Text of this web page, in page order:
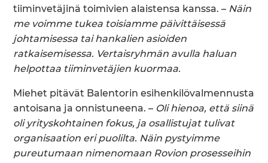
tiiminvetäjinä toimivien alaistensa kanssa. – Näin
me voimme tukea toisiamme päivittäisessä
johtamisessa tai hankalien asioiden
ratkaisemisessa. Vertaisryhmän avulla haluan
helpottaa tiiminvetäjien kuormaa.
Miehet pitävät Balentorin esihenkilövalmennusta
antoisana ja onnistuneena. – Oli hienoa, että siinä
oli yrityskohtainen fokus, ja osallistujat tulivat
organisaation eri puolilta. Näin pystyimme
pureutumaan nimenomaan Rovion prosesseihin